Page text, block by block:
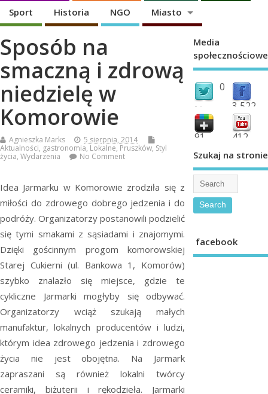
Sport Historia NGO Miasto
Sposób na
smaczną i zdrową
niedzielę w
Komorowie
Agnieszka Marks
5 sierpnia, 2014
Aktualności, gastronomia, Lokalne, Pruszków, Styl
życia, Wydarzenia No Comment
Idea Jarmarku w Komorowie zrodziła się z
miłości do zdrowego dobrego jedzenia i do
podróży. Organizatorzy postanowili podzielić
się tymi smakami z sąsiadami i znajomymi.
Dzięki gościnnym progom komorowskiej
Starej Cukierni (ul. Bankowa 1, Komorów)
szybko znalazło się miejsce, gdzie te
cykliczne Jarmarki mogłyby się odbywać.
Organizatorzy wciąż szukają małych
manufaktur, lokalnych producentów i ludzi,
którym idea zdrowego jedzenia i zdrowego
życia nie jest obojętna. Na Jarmark
zapraszani są również lokalni twórcy
ceramiki, biżuterii i rękodzieła. Jarmarki
Media
społecznościowe
0
followers 3,522
fans
91 412
Szukaj na stronie
facebook